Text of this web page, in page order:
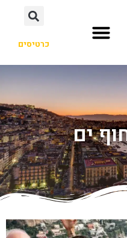
כרטיסים
ים